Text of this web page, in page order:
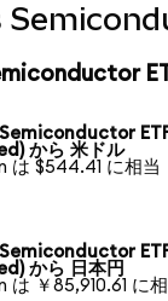
から 米ドル
は $544.41 に相当
から 日本円
は ￥85,910.61 に